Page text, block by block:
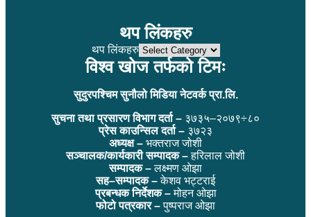
थप लिंकहरु
थप लिंकहरु
विश्व खोज तर्फको टिमः
सुदुरपश्चिम सुनौलो मिडिया नेटवर्क प्रा.लि.
सुचना तथा प्रसारण विभाग दर्ता – ३७३५–२०७९÷८०
प्रेस काउन्सिल दर्ता – ३७२३
अध्यक्ष – भक्तराज जोशी
सञ्चालक/कार्यकारी सम्पादक –हरिलाल जोशी
सम्पादक –लक्ष्मण ओझा
सह–सम्पादक –केशव भट्टराई
प्रबन्धक निर्देशक –मोहन ओझा
फोटो पत्रकार –पुष्पराज ओझा